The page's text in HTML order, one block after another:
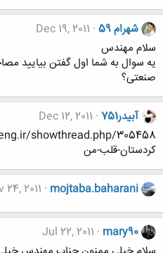
شهرام 59
Dec 19, 2011
سلام مهندس
یه سوال به شما اول گفتن بیایید
صنعتی؟
آبیدر751
Dec 12, 2011
کردستان-قلب-من
mojtaba.baharani
24, 2011
mary90
Jul 22, 2011